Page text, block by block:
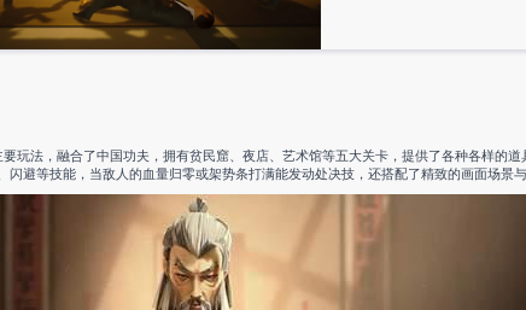
玩法，融合了中国功夫，拥有贫民窟、夜店、艺术馆等五大关卡，提供了各种各样的
避等技能，当敌人的血量归零或架势条打满能发动处决技，还搭配了精致的画面场景与